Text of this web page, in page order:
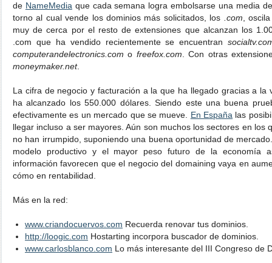
de NameMedia que cada semana logra embolsarse una media
torno al cual vende los dominios más solicitados, los
.com ,
muy de cerca por el resto de extensiones que alcanzan los
.com que ha vendido recientemente se encuentran
computerandelectronics.com o freefox.com . Con otras
moneymaker.net.
La cifra de negocio y facturación a la que ha llegado gracias a la
ha alcanzado los 550.000 dólares. Siendo este una buena
efectivamente es un mercado que se mueve. En España las
llegar incluso a ser mayores. Aún son muchos los sectores en los
no han irrumpido, suponiendo una buena oportunidad de
modelo productivo y el mayor peso futuro de la economía
información favorecen que el negocio del domaining vaya en
cómo en rentabilidad.
Más en la red:
www.criandocuervos.com Recuerda renovar tus dominios.
http://loogic.com Hostarting incorpora buscador de dominios.
www.carlosblanco.com Lo más interesante del III Congreso de